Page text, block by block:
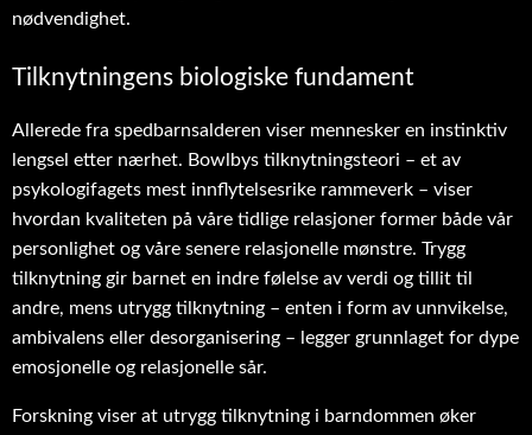
nødvendighet.
Tilknytningens biologiske fundament
Allerede fra spedbarnsalderen viser mennesker en instinktiv
lengsel etter nærhet. Bowlbys tilknytningsteori – et av
psykologifagets mest innflytelsesrike rammeverk – viser
hvordan kvaliteten på våre tidlige relasjoner former både vår
personlighet og våre senere relasjonelle mønstre. Trygg
tilknytning gir barnet en indre følelse av verdi og tillit til
andre, mens utrygg tilknytning – enten i form av unnvikelse,
ambivalens eller desorganisering – legger grunnlaget for dype
emosjonelle og relasjonelle sår.
Forskning viser at utrygg tilknytning i barndommen øker